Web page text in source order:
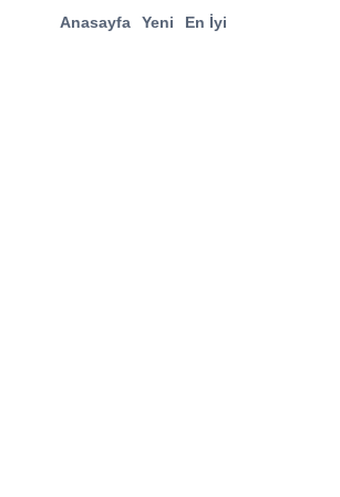
Anasayfa Yeni En İyi